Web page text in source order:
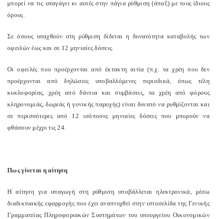
μπορεί να τις υπαγάγει κι αυτές στην πάγια ρύθμιση (άπαξ) με τους ίδιους
όρους.
Σε όσους υπαχθούν στη ρύθμιση δίδεται η δυνατότητα καταβολής των
οφειλών έως και σε 12 μηνιαίες δόσεις.
Οι οφειλές που προέρχονται από έκτακτη αιτία (π.χ. τα χρέη που δεν
προέρχονται από δηλώσεις υποβαλλόμενες περιοδικά, όπως τέλη
κυκλοφορίας, χρέη από δάνεια και συμβάσεις, τα χρέη από φόρους
κληρονομιάς, δωρεάς ή γονικής παροχής) είναι δυνατό να ρυθμίζονται και
σε περισσότερες από 12 ισόποσες μηνιαίες δόσεις που μπορούν να
φθάσουν μέχρι τις 24.
Πως γίνεται η αίτηση
Η αίτηση για υπαγωγή στη ρύθμιση υποβάλλεται ηλεκτρονικά, μέσω
διαδικτυακής εφαρμογής που έχει αναπτυχθεί στην ιστοσελίδα της Γενικής
Γραμματείας Πληροφοριακών Συστημάτων του υπουργείου Οικονομικών